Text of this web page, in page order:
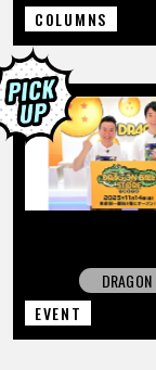
COLUMNS
EVENT